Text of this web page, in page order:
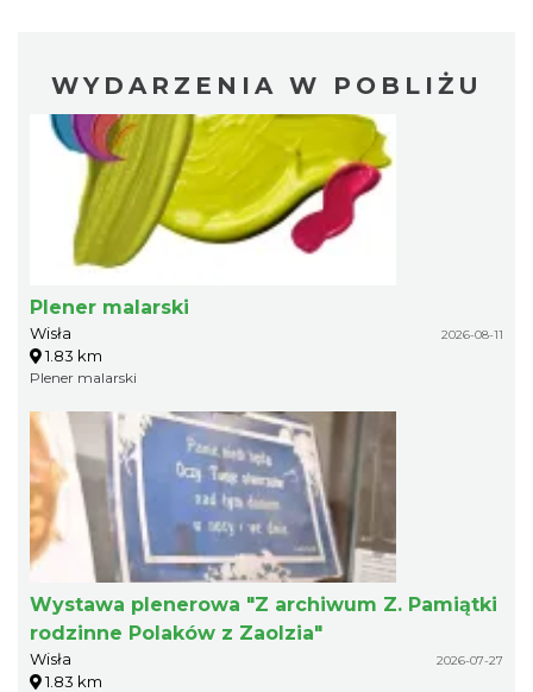
WYDARZENIA W POBLIŻU
Plener malarski
Wisła 2026-08-11
1.83 km
Plener malarski
Wystawa plenerowa "Z archiwum Z. Pamiątki
rodzinne Polaków z Zaolzia"
Wisła 2026-07-27
1.83 km